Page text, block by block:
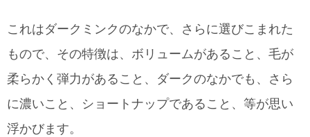
これはダークミンクのなかで、さらに選びこまれた
もので、その特徴は、ボリュームがあること、毛が
柔らかく弾力があること、ダークのなかでも、さら
に濃いこと、ショートナップであること、等が思い
浮かびます。